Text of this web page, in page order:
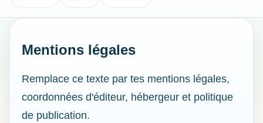
Mentions légales
Remplace ce texte par tes mentions légales,
coordonnées d'éditeur, hébergeur et politique
de publication.